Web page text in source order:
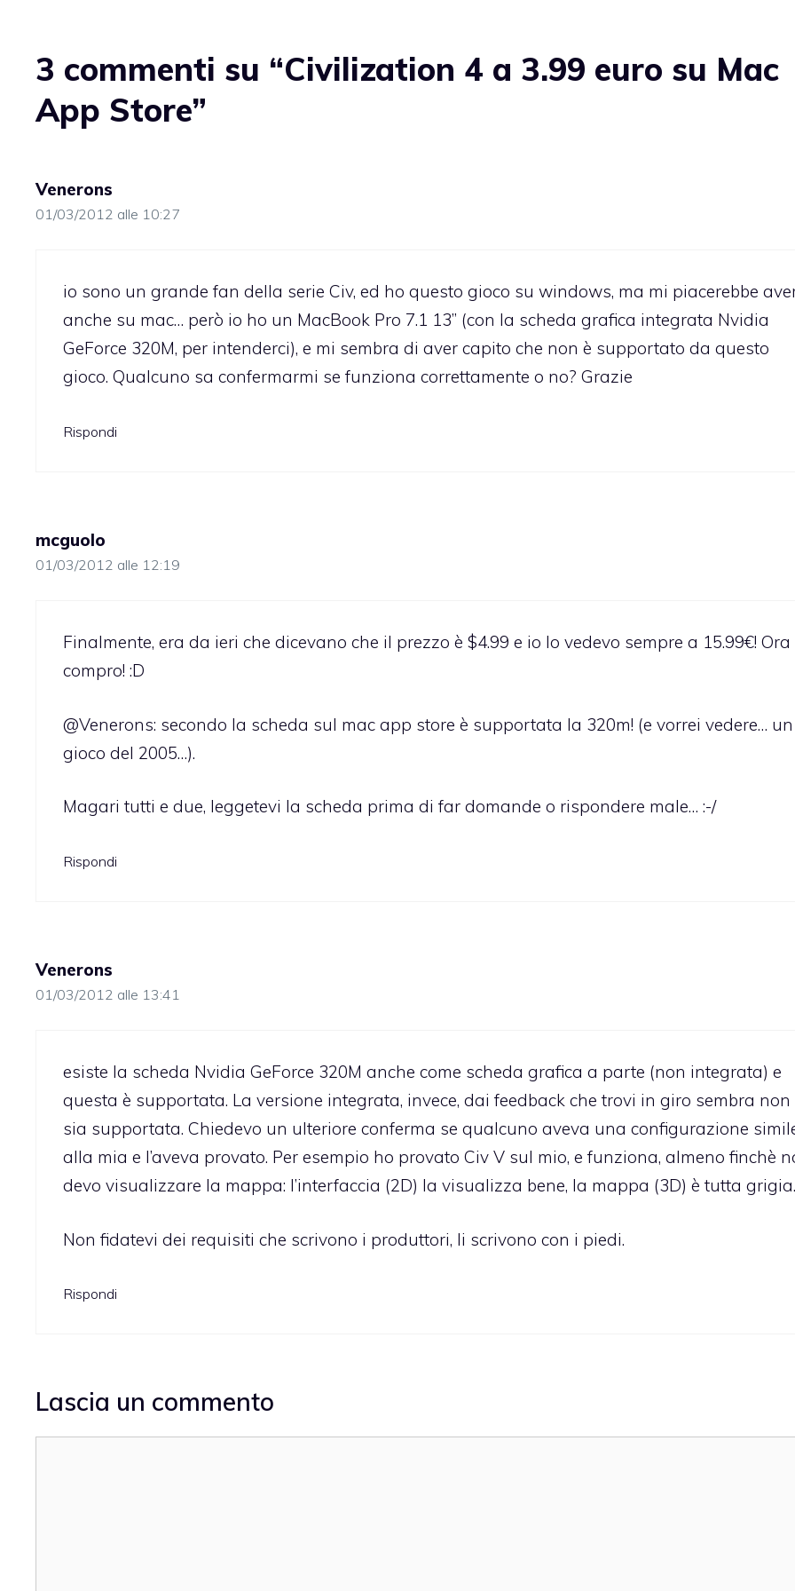
3 commenti su “Civilization 4 a 3.99 euro su Mac
App Store”
Venerons
01/03/2012 alle 10:27
io sono un grande fan della serie Civ, ed ho questo gioco su windows, ma mi piacerebbe
anche su mac… però io ho un MacBook Pro 7.1 13” (con la scheda grafica integrata Nvidia
GeForce 320M, per intenderci), e mi sembra di aver capito che non è supportato da questo
gioco. Qualcuno sa confermarmi se funziona correttamente o no? Grazie
Rispondi
mcguolo
01/03/2012 alle 12:19
Finalmente, era da ieri che dicevano che il prezzo è $4.99 e io lo vedevo sempre a 15.99€! Ora
compro! :D
@Venerons: secondo la scheda sul mac app store è supportata la 320m! (e vorrei vedere… un
gioco del 2005…).
Magari tutti e due, leggetevi la scheda prima di far domande o rispondere male… :-/
Rispondi
Venerons
01/03/2012 alle 13:41
esiste la scheda Nvidia GeForce 320M anche come scheda grafica a parte (non integrata) e
questa è supportata. La versione integrata, invece, dai feedback che trovi in giro sembra non
sia supportata. Chiedevo un ulteriore conferma se qualcuno aveva una configurazione
alla mia e l’aveva provato. Per esempio ho provato Civ V sul mio, e funziona, almeno finchè
devo visualizzare la mappa: l’interfaccia (2D) la visualizza bene, la mappa (3D) è tutta grigia.
Non fidatevi dei requisiti che scrivono i produttori, li scrivono con i piedi.
Rispondi
Lascia un commento